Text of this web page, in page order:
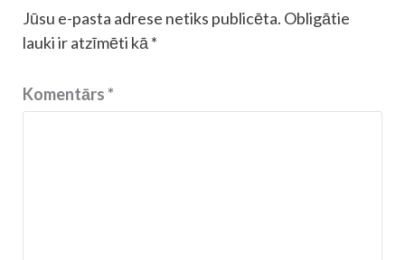
Jūsu e-pasta adrese netiks publicēta. Obligātie
lauki ir atzīmēti kā *
Komentārs*